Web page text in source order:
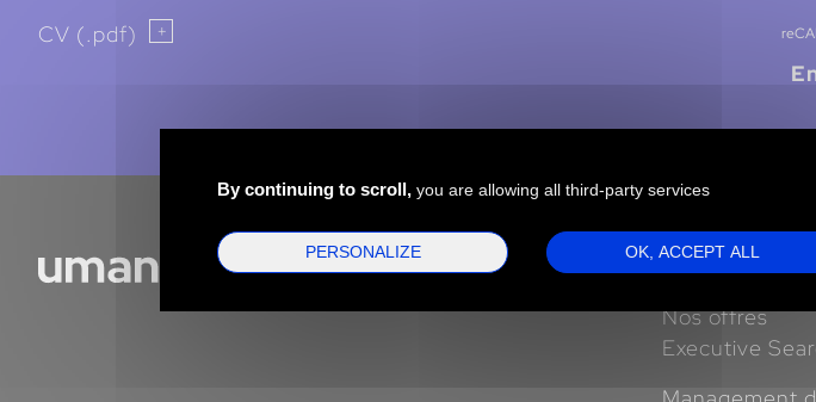
CV (.pdf)
Clients
Nos offres
Executive
By continuing to scroll, you are allowing all third-party services
OK, ACCEPT ALL
PERSONALIZE